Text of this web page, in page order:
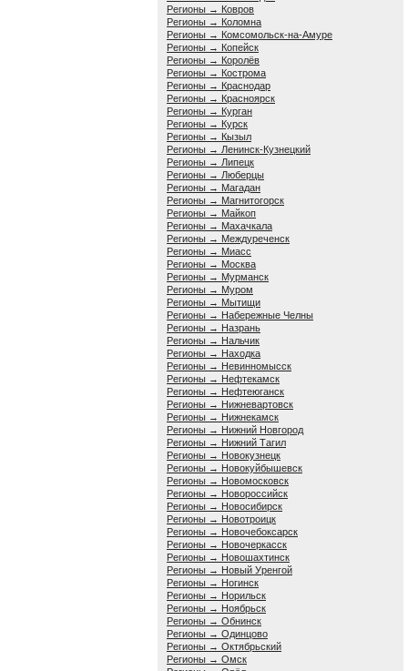
Регионы → Ковров
Регионы → Коломна
Регионы → Комсомольск-на-Амуре
Регионы → Копейск
Регионы → Королёв
Регионы → Кострома
Регионы → Краснодар
Регионы → Красноярск
Регионы → Курган
Регионы → Курск
Регионы → Кызыл
Регионы → Ленинск-Кузнецкий
Регионы → Липецк
Регионы → Люберцы
Регионы → Магадан
Регионы → Магнитогорск
Регионы → Майкоп
Регионы → Махачкала
Регионы → Междуреченск
Регионы → Миасс
Регионы → Москва
Регионы → Мурманск
Регионы → Муром
Регионы → Мытищи
Регионы → Набережные Челны
Регионы → Назрань
Регионы → Нальчик
Регионы → Находка
Регионы → Невинномысск
Регионы → Нефтекамск
Регионы → Нефтеюганск
Регионы → Нижневартовск
Регионы → Нижнекамск
Регионы → Нижний Новгород
Регионы → Нижний Тагил
Регионы → Новокузнецк
Регионы → Новокуйбышевск
Регионы → Новомосковск
Регионы → Новороссийск
Регионы → Новосибирск
Регионы → Новотроицк
Регионы → Новочебоксарск
Регионы → Новочеркасск
Регионы → Новошахтинск
Регионы → Новый Уренгой
Регионы → Ногинск
Регионы → Норильск
Регионы → Ноябрьск
Регионы → Обнинск
Регионы → Одинцово
Регионы → Октябрьский
Регионы → Омск